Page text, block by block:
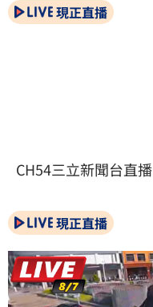
現正直播
CH54三立新聞台直播
現正直播